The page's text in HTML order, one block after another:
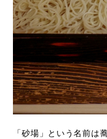
「砂場」という名前は